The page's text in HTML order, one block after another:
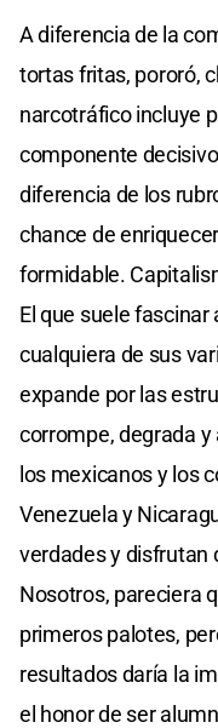
A diferencia de la
tortas fritas, pororó,
narcotráfico incluye
componente
diferencia de los
chance de
formidable.
El que suele fascinar
cualquiera de sus
expande por las
corrompe, degrada y
los mexicanos y los
Venezuela y
verdades y disfrutan
Nosotros, pareciera
primeros palotes,
resultados daría la
el honor de ser